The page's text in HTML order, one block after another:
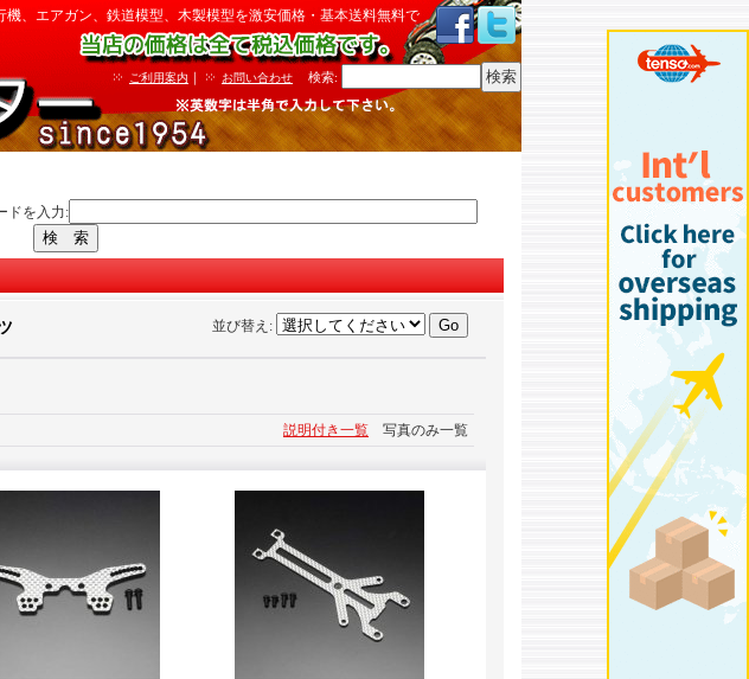
、エアガン、鉄道模型、木製模型を激安価格・基本送料無料で
ご利用案内 ｜ お問い合わせ 検索:
ドを入力:
並び替え :
説明付き一覧 写真のみ一覧